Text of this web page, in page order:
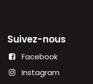
Suivez-nous
Facebook
Instagram